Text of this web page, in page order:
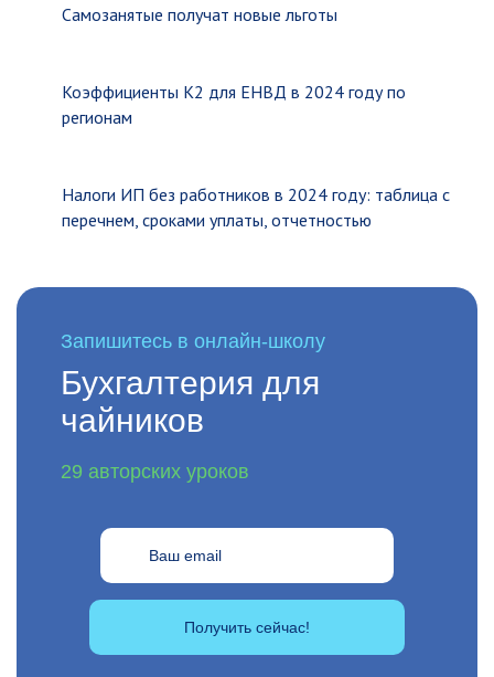
Самозанятые получат новые льготы
Коэффициенты К2 для ЕНВД в 2024 году по
регионам
Налоги ИП без работников в 2024 году: таблица с
перечнем, сроками уплаты, отчетностью
Запишитесь в онлайн-школу
Бухгалтерия для
чайников
29 авторских уроков
Получить сейчас!